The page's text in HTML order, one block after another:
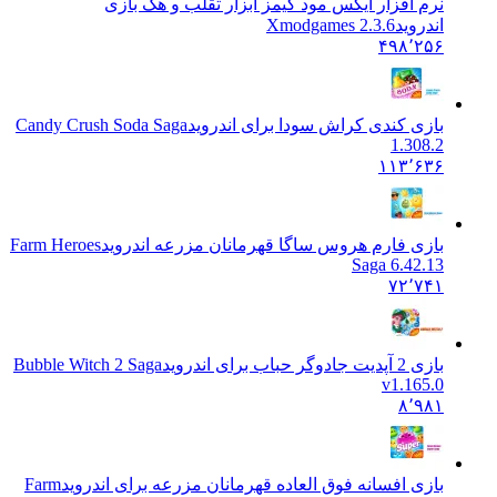
نرم افزار ایکس مود گیمز ابزار تقلب و هک بازی
Xmodgames 2.3.6
۴۹۸٬۲۵۶
بازی کندی کراش سودا برای اندروید Candy Crush Soda Saga
1.308.2
۱۱۳٬۶۳۶
بازی فارم هروس ساگا قهرمانان مزرعه اندروید Farm Heroes
Saga 6.42.13
۷۲٬۷۴۱
Bubble Witch 2 Saga
v1.165.0
بازی افسانه فوق العاده قهرمانان مزرعه برای اندروید Farm